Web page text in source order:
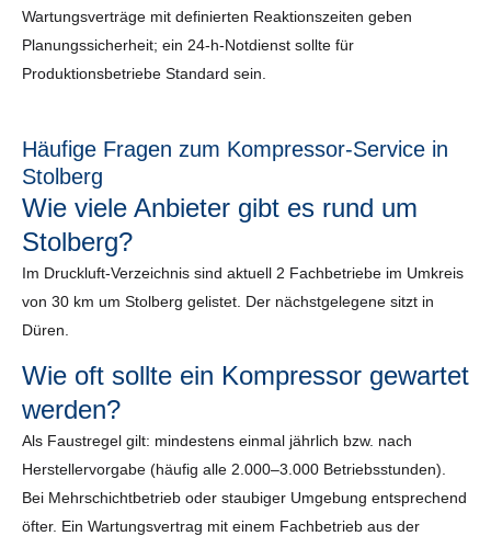
Wartungsverträge mit definierten Reaktionszeiten geben
Planungssicherheit; ein 24-h-Notdienst sollte für
Produktionsbetriebe Standard sein.
Häufige Fragen zum Kompressor-Service in
Stolberg
Wie viele Anbieter gibt es rund um
Stolberg?
Im Druckluft-Verzeichnis sind aktuell 2 Fachbetriebe im Umkreis
von 30 km um Stolberg gelistet. Der nächstgelegene sitzt in
Düren.
Wie oft sollte ein Kompressor gewartet
werden?
Als Faustregel gilt: mindestens einmal jährlich bzw. nach
Herstellervorgabe (häufig alle 2.000–3.000 Betriebsstunden).
Bei Mehrschichtbetrieb oder staubiger Umgebung entsprechend
öfter. Ein Wartungsvertrag mit einem Fachbetrieb aus der